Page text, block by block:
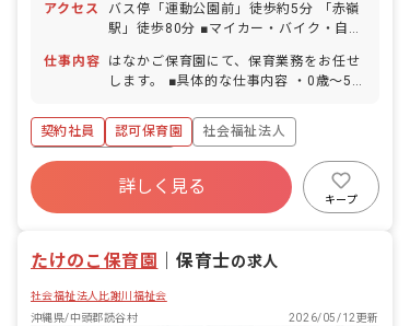
／有給使用で5日以上の連休取得可） ■
産前産後・育児休暇（取得率100％・復
帰率100％） ■介護・看護休暇 ■慶弔休
暇
アクセス
バス停「運動公園前」徒歩約5分 「赤嶺
駅」徒歩80分 ■マイカー・バイク・自転
仕事内容
はなかご保育園にて、保育業務をお任せ
します。 ■具体的な仕事内容 ・0歳～5歳
用） ・週案、日誌（ドキュメンテーショ
ン）の作成（アプリ使用） ・保護者対応
（アプリ使用）
契約社員 認可保育園
社会福祉法人
ボーナス・賞与あり
寮・住宅・家賃補助あり
社会保険完備
残業少なめ
詳しく見る
キープ
たけのこ保育園 ｜保育士の求人
社会福祉法人比謝川福祉会
沖縄県/中頭郡読谷村
2026/05/12更新